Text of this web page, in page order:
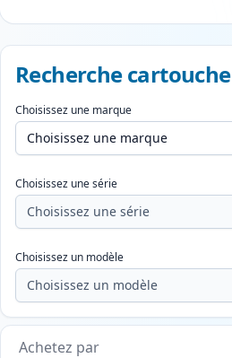
Recherche cartouche
Choisissez une marque
Choisissez une série
Choisissez un modèle
Achetez par